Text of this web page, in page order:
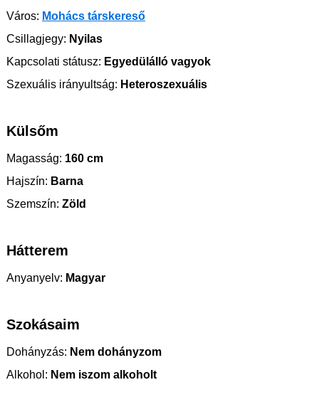
Város: Mohács társkereső
Csillagjegy: Nyilas
Kapcsolati státusz: Egyedülálló vagyok
Szexuális irányultság: Heteroszexuális
Külsőm
Magasság: 160 cm
Hajszín: Barna
Szemszín: Zöld
Hátterem
Anyanyelv: Magyar
Szokásaim
Dohányzás: Nem dohányzom
Alkohol: Nem iszom alkoholt